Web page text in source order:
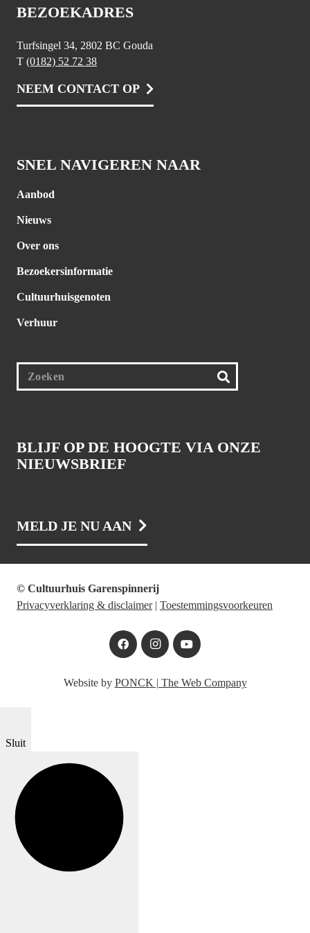
BEZOEKADRES
Turfsingel 34, 2802 BC Gouda
T (0182) 52 72 38
NEEM CONTACT OP
SNEL NAVIGEREN NAAR
Aanbod
Nieuws
Over ons
Bezoekersinformatie
Cultuurhuisgenoten
Verhuur
BLIJF OP DE HOOGTE VIA ONZE
NIEUWSBRIEF
MELD JE NU AAN
© Cultuurhuis Garenspinnerij
Privacyverklaring & disclaimer| Toestemmingsvoorkeuren
Website by PONCK | The Web Company
Sluit